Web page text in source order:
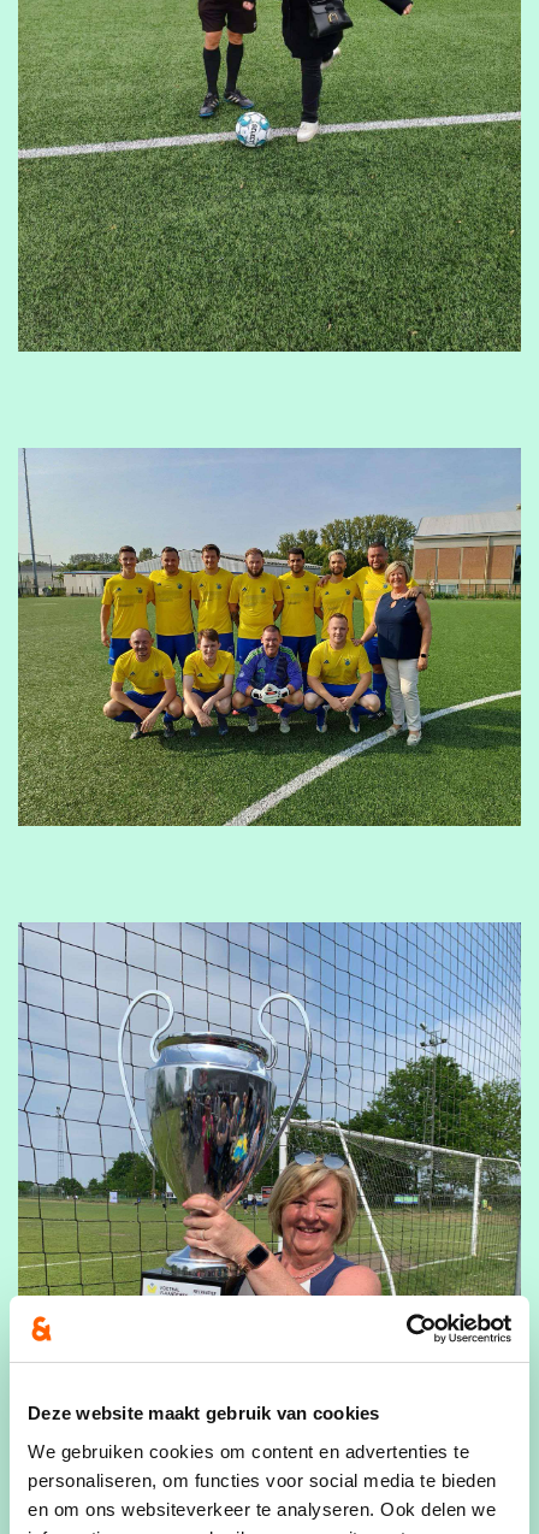
Deze website maakt gebruik van cookies
We gebruiken cookies om content en advertenties te
personaliseren, om functies voor social media te bieden
en om ons websiteverkeer te analyseren. Ook delen we